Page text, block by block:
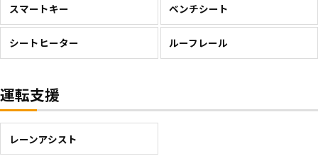
スマートキー ベンチシート
シートヒーター ルーフレール
運転支援
レーンアシスト